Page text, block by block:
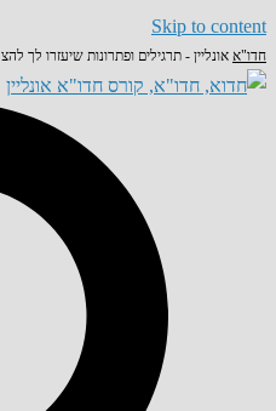
Skip to content
חדו"א אונליין - תרגילים ופתרונות שיעזרו לך